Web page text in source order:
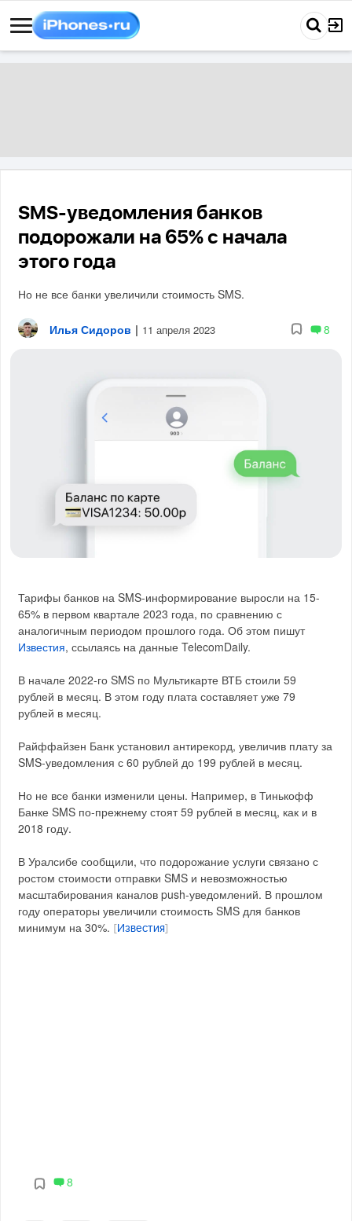
SMS-уведомления банков
подорожали на 65% с начала
этого года
Но не все банки увеличили стоимость SMS.
Илья Сидоров | 11 апреля 2023 8
Тарифы банков на SMS-информирование выросли на 15-
65% в первом квартале 2023 года, по сравнению с
аналогичным периодом прошлого года. Об этом пишут
Известия, ссылаясь на данные TelecomDaily.
В начале 2022-го SMS по Мультикарте ВТБ стоили 59
рублей в месяц. В этом году плата составляет уже 79
рублей в месяц.
Райффайзен Банк установил антирекорд, увеличив плату за
SMS-уведомления с 60 рублей до 199 рублей в месяц.
Но не все банки изменили цены. Например, в Тинькофф
Банке SMS по-прежнему стоят 59 рублей в месяц, как и в
2018 году.
В Уралсибе сообщили, что подорожание услуги связано с
ростом стоимости отправки SMS и невозможностью
масштабирования каналов push-уведомлений. В прошлом
году операторы увеличили стоимость SMS для банков
минимум на 30%.
Известия
8